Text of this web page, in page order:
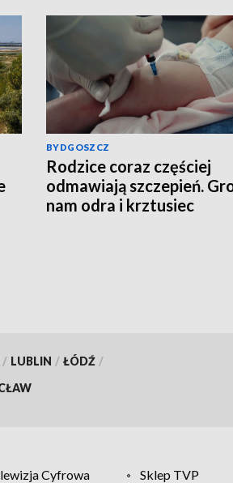
BYDGOSZCZ
Rodzice coraz częściej
odmawiają szczepień.
nam odra i krztusiec
/ LUBLIN / ŁÓDŹ /
Cyfrowa Sklep TVP